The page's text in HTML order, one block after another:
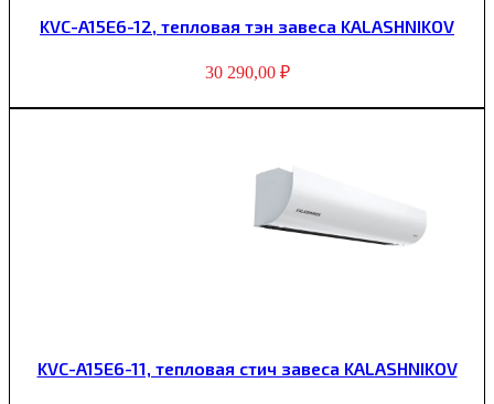
KVC-A15E6-12, тепловая тэн завеса KALASHNIKOV
30 290,00 ₽
KVC-A15E6-11, тепловая стич завеса KALASHNIKOV